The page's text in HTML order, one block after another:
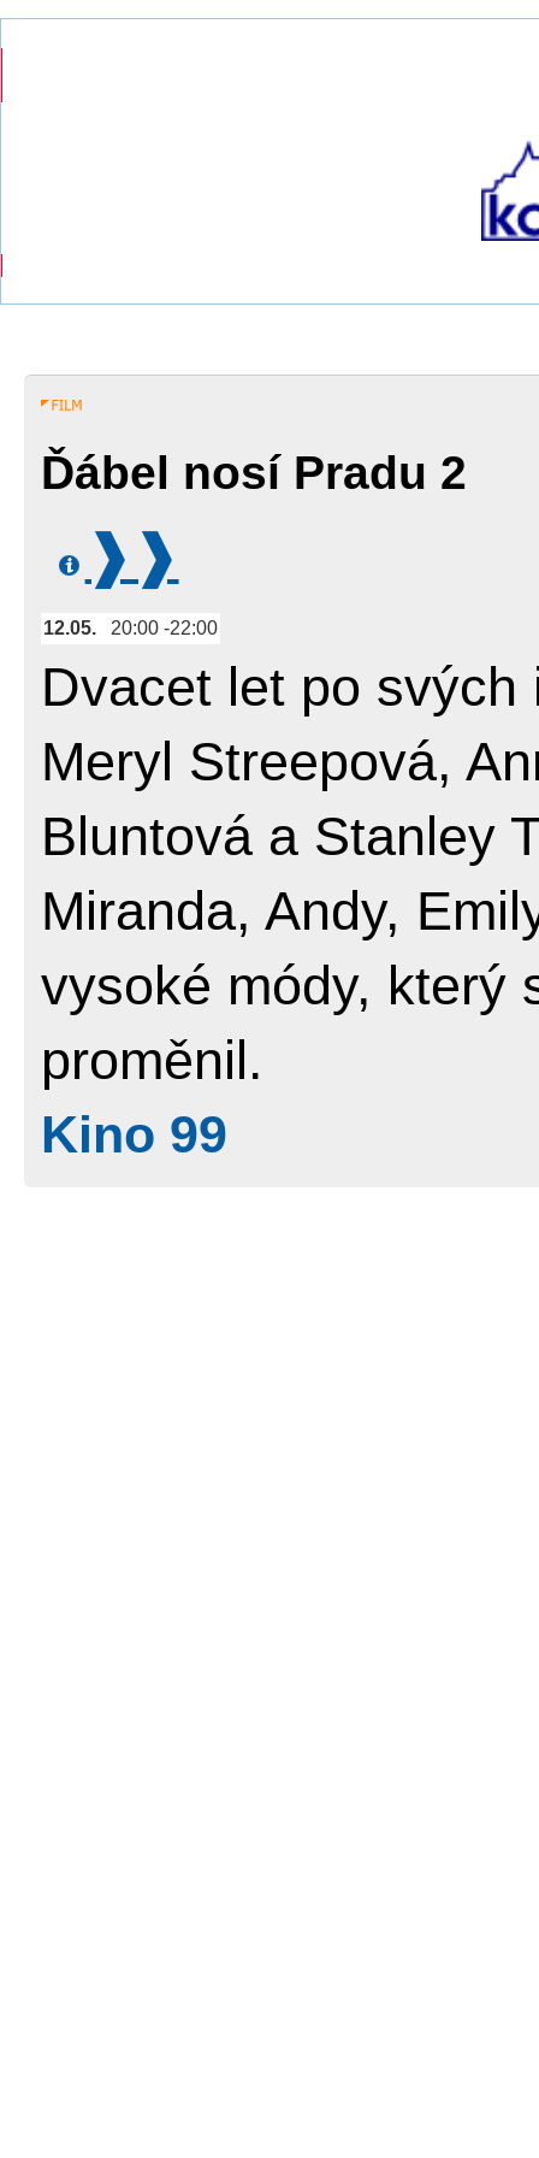
Ďábel nosí Pradu 2
12.05. 20:00 22:00
Dvacet let po
Meryl Streepová,
Bluntová a Stanley
Miranda, Andy,
vysoké módy, který
proměnil.
Kino 99